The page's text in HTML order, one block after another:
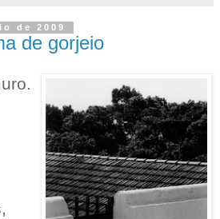
de 2009
de gorjeio